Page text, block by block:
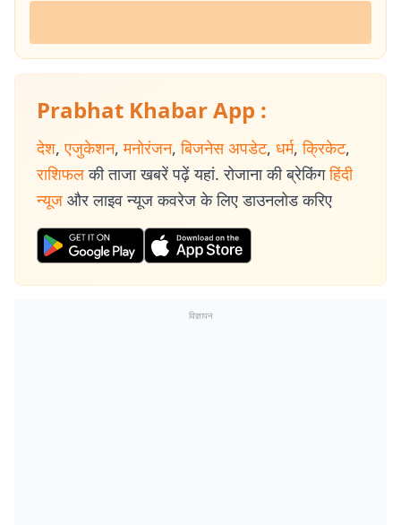
Prabhat Khabar App :
देश, एजुकेशन, मनोरंजन, बिजनेस अपडेट, धर्म, क्रिकेट,
राशिफल की ताजा खबरें पढ़ें यहां. रोजाना की ब्रेकिंग हिंदी
न्यूज और लाइव न्यूज कवरेज के लिए डाउनलोड करिए
विज्ञापन